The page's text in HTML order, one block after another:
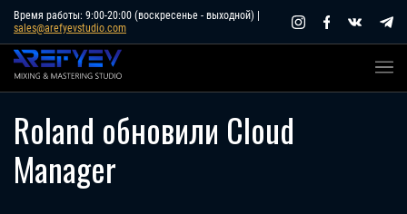
Skip
content
Время работы: 9:00-20:00 (воскресенье - выходной) |
sales@arefyevstudio.com
Roland обновили Cloud
Manager